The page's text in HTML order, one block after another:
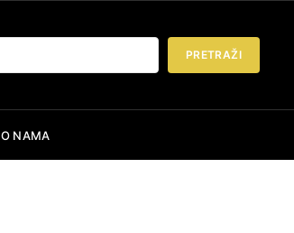
PRETRAŽI
O NAMA